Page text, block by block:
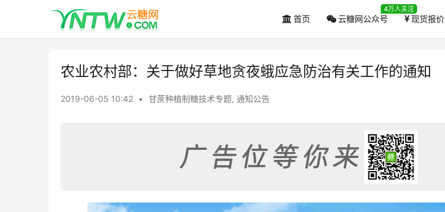
首页 云糖网公众号
4万人关注
现货报价
农业农村部：关于做好草地贪夜蛾应急防治有关工作的通知
2019-06-05 10:42 • 甘蔗种植制糖技术专题, 通知公告